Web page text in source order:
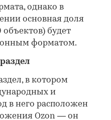
однако в
основная доля
будет
форматом.
в котором
и
в него расположен
Ozon — он